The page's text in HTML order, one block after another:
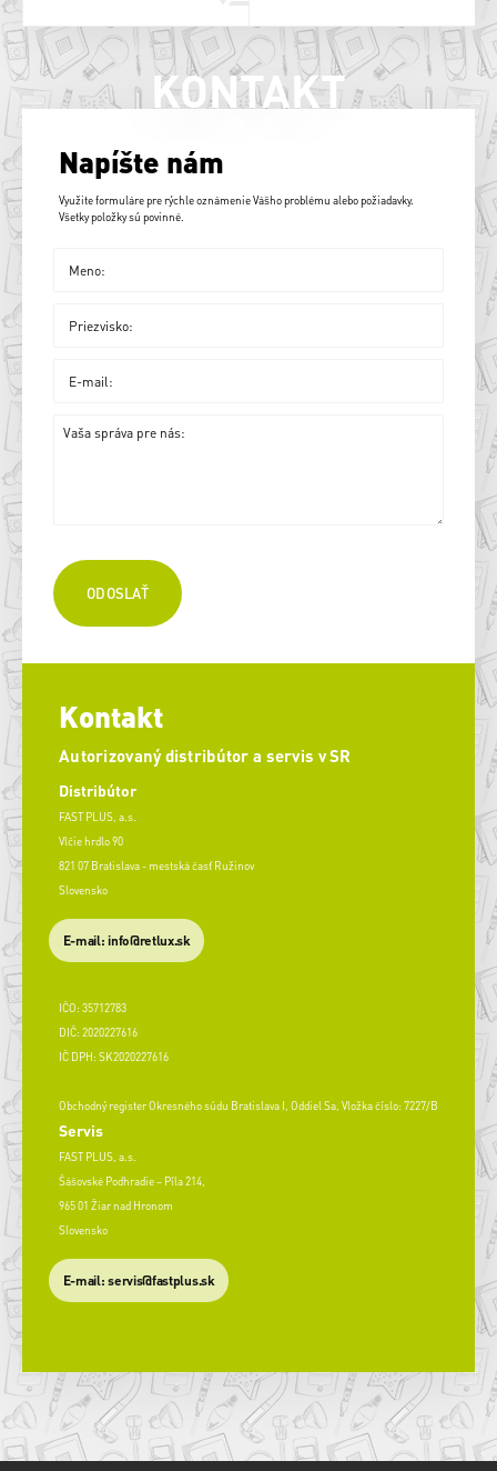
KONTAKT
Napíšte nám
Využite formuláre pre rýchle oznámenie Vášho problému alebo požiadavky.
Všetky položky sú povinné.
Kontakt
Autorizovaný distribútor a servis v SR
Distribútor
FAST PLUS, a.s.
Vlčie hrdlo 90
821 07 Bratislava - mestská časť Ružinov
Slovensko
E-mail: info@retlux.sk
IČO: 35712783
DIČ: 2020227616
IČ DPH: SK2020227616
Obchodný register Okresného súdu Bratislava I, Oddiel Sa, Vložka číslo: 7227/B
Servis
FAST PLUS, a.s.
Šášovské Podhradie – Píla 214,
965 01 Žiar nad Hronom
Slovensko
​E-mail: servis@fastplus.sk